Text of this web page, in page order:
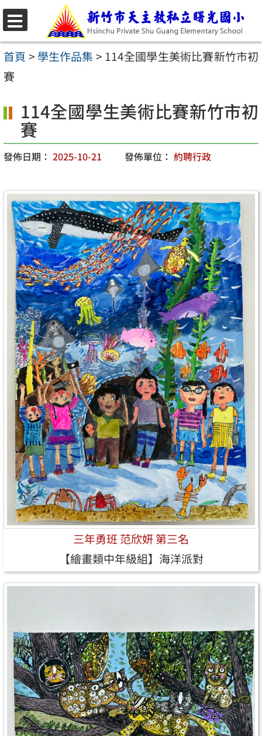
跳
至
主
要
容
選
單
首頁 > 學生作品集 > 114全國學生美術比賽新竹市初
賽
114全國學生美術比賽新竹市初
賽
發佈日期： 2025-10-21 發佈單位： 約聘行政
三年勇班 范欣妍 第三名
【繪畫類中年級組】海洋派對